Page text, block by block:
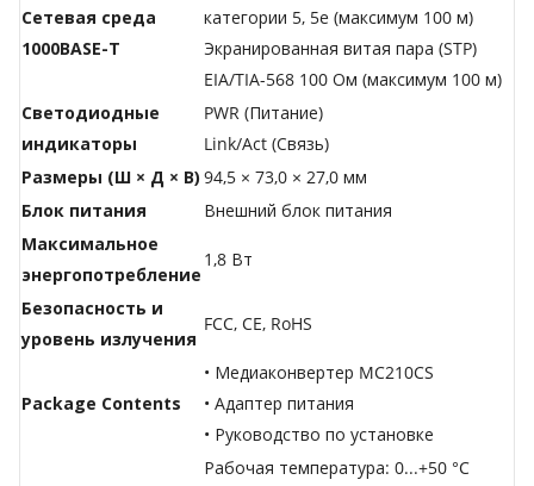
Сетевая среда
1000BASE-T
категории 5, 5e (максимум 100 м)
Экранированная витая пара (STP)
EIA/TIA-568 100 Ом (максимум 100 м)
Светодиодные
индикаторы
PWR (Питание)
Link/Act (Связь)
Размеры (Ш × Д × В) 94,5 × 73,0 × 27,0 мм
Блок питания
Внешний блок питания
Максимальное
энергопотребление
1,8 Вт
Безопасность и
уровень излучения
FCC, CE, RoHS
Package Contents
• Медиаконвертер MC210CS
• Адаптер питания
• Руководство по установке
Рабочая температура: 0...+50 °C